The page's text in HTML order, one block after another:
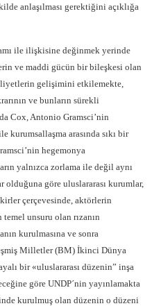
anlaşılması gerektiğini açıklığa
ile ilişkisine değinmek yerinde
ve maddi gücün bir bileşkesi olan
gelişimini etkilemekte,
ve bunların sürekli
Cox, Antonio Gramsci’nin
kurumsallaşma arasında sıkı bir
hegemonya
yalnızca zorlama ile değil aynı
göre uluslararası kurumlar,
çerçevesinde, aktörlerin
temel unsuru olan rızanın
kurulmasına ve sonra
Milletler (BM) İkinci Dünya
bir «uluslararası düzenin” inşa
göre UNDP´nin yayınlamakta
kurulmuş olan düzenin o düzeni